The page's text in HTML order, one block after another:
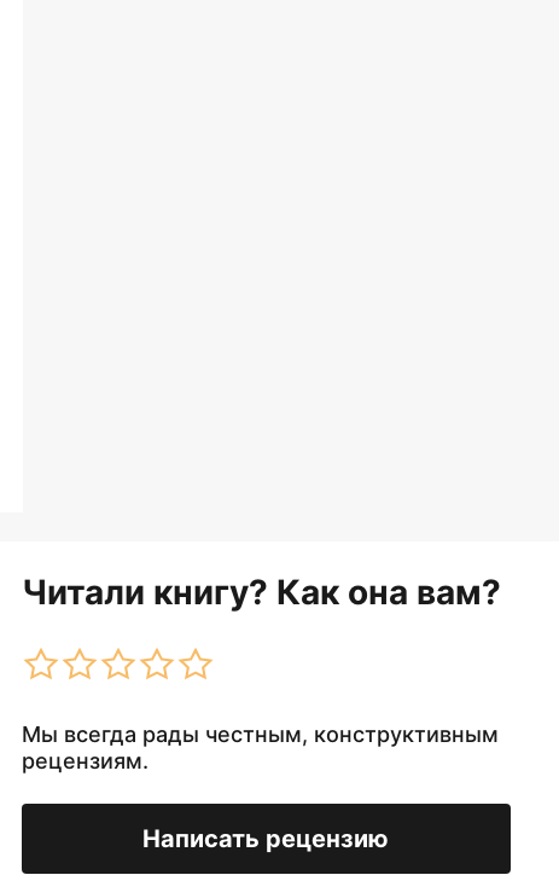
Читали книгу? Как она вам?
Мы всегда рады честным, конструктивным
рецензиям.
Написать рецензию